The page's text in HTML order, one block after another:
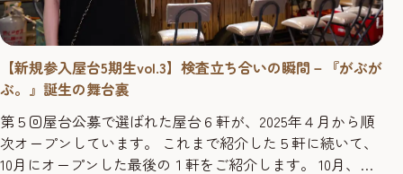
【新規参入屋台5期生vol.3】検査立ち合いの瞬間－『がぶが
ぶ。』誕生の舞台裏
第５回屋台公募で選ばれた屋台６軒が、2025年４月から順
次オープンしています。 これまで紹介した５軒に続いて、
10月にオープンした最後の１軒をご紹介します。 10月、長